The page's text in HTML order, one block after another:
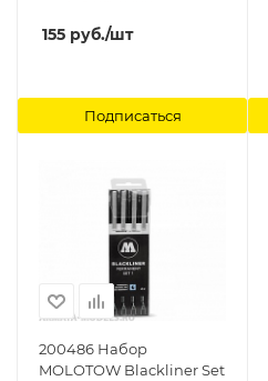
155 руб./шт
Подписаться
200486 Набор
MOLOTOW Blackliner Set